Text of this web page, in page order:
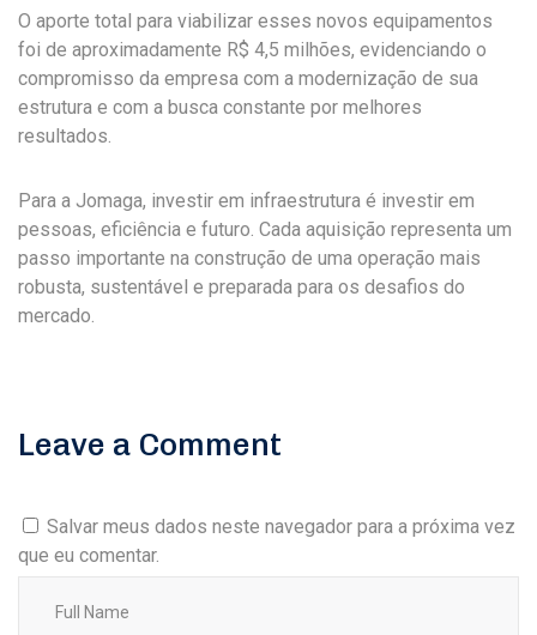
O aporte total para viabilizar esses novos equipamentos
foi de aproximadamente R$ 4,5 milhões, evidenciando o
compromisso da empresa com a modernização de sua
estrutura e com a busca constante por melhores
resultados.
Para a Jomaga, investir em infraestrutura é investir em
pessoas, eficiência e futuro. Cada aquisição representa um
passo importante na construção de uma operação mais
robusta, sustentável e preparada para os desafios do
mercado.
Leave a Comment
Salvar meus dados neste navegador para a próxima vez
que eu comentar.